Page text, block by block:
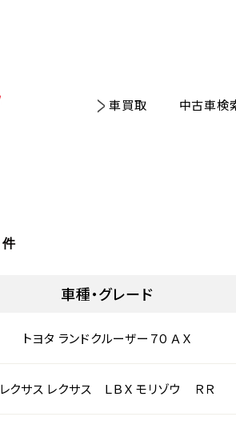
車買取 中古車検
件
車種・グレード
トヨタ ランドクルーザー７０ ＡＸ
レクサス レクサス ＬＢＸ モリゾウ ＲＲ